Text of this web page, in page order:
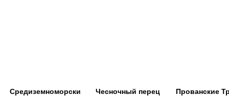
Средиземноморски
Чесночный перец
Прованские